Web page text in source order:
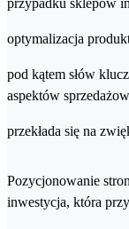
przypadku sklepów
optymalizacja
pod kątem słów
aspektów
przekłada się na
Pozycjonowanie
inwestycja, która